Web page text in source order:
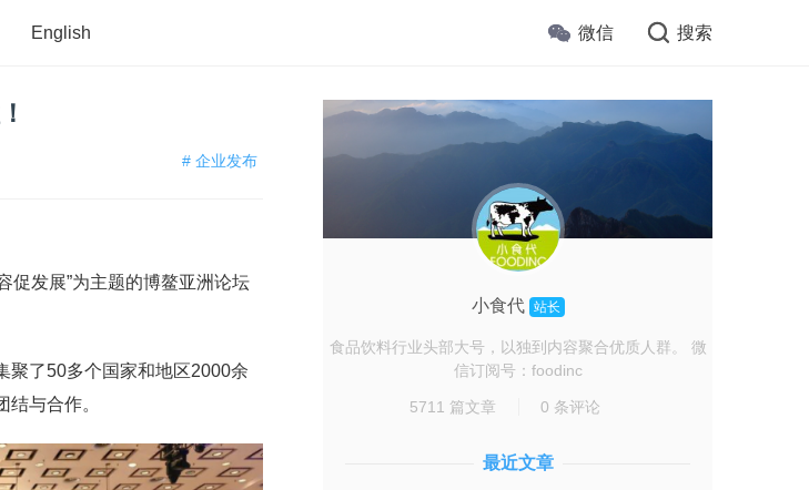
English 微信 搜索
# 企业发布
促发展”为主题的博鳌亚洲论坛
聚了50多个国家和地区2000余
与合作。
小食代 站长
食品饮料行业头部大号，以独到内容聚合优质人群。 微
信订阅号：foodinc
5711 篇文章 0 条评论
最近文章